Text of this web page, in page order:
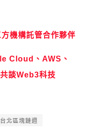
機構託管合作夥伴
Cloud、AWS、
談Web3科技
台北區塊鏈週